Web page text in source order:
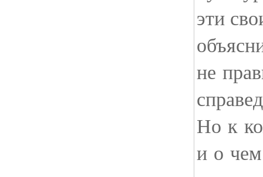
эти
не
Но к
и о